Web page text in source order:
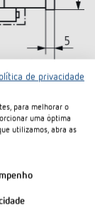
de privacidade
para melhorar o
uma óptima
utilizamos, abra as